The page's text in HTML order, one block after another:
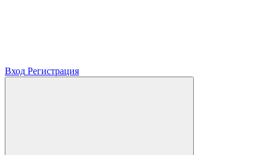
Вход Регистрация